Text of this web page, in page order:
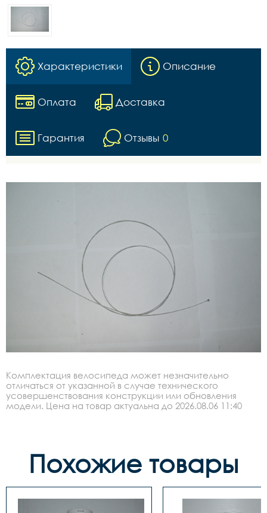
Характеристики Описание
Оплата Доставка
Гарантия Отзывы 0
Комплектация велосипеда может незначительно
отличаться от указанной в случае технического
усовершенствования конструкции или обновления
модели. Цена на товар актуальна до 2026.08.06 11:40
Похожие товары